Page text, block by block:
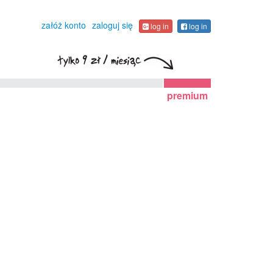
załóż konto zaloguj się log in log in
premium